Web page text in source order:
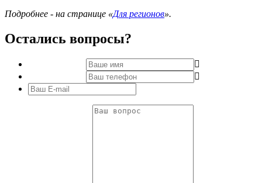
Подробнее - на странице «Для регионов».
Остались вопросы?